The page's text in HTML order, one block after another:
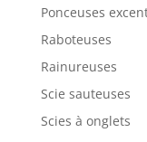
Ponceuses
Raboteuses
Rainureuses
Scie sauteuses
Scies à onglets